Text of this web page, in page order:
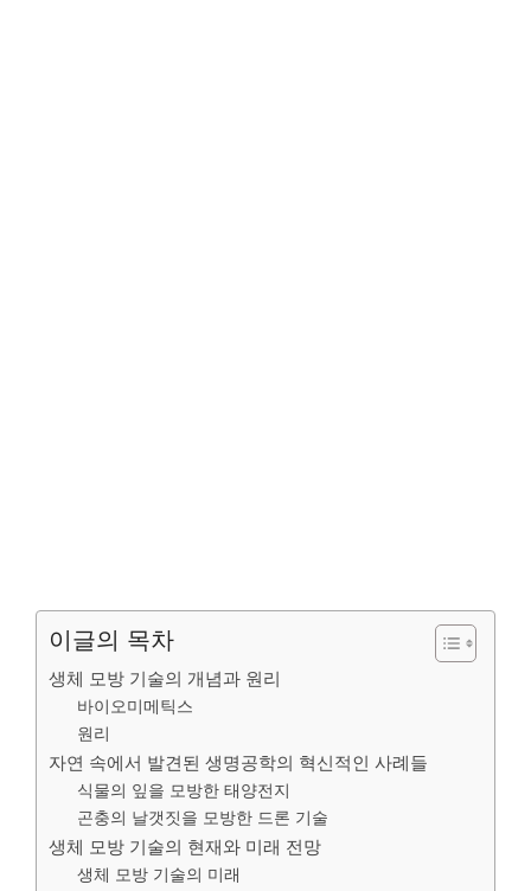
이글의 목차
생체 모방 기술의 개념과 원리
바이오미메틱스
원리
자연 속에서 발견된 생명공학의 혁신적인 사례들
식물의 잎을 모방한 태양전지
곤충의 날갯짓을 모방한 드론 기술
생체 모방 기술의 현재와 미래 전망
생체 모방 기술의 미래